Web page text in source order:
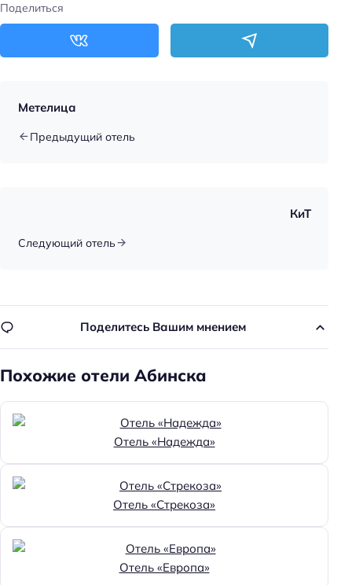
Поделиться
Метелица
Предыдущий отель
КиТ
Следующий отель
Поделитесь Вашим мнением
Похожие отели Абинска
Отель «Надежда»
Отель «Стрекоза»
Отель «Европа»